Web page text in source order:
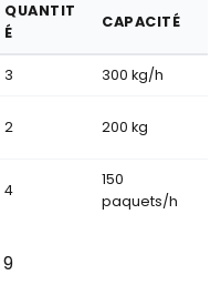
QUANTIT
É
CAPACITÉ
3 300 kg/h
2 200 kg
4
150
paquets/h
9